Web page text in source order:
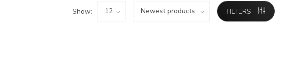
Show: FILTERS